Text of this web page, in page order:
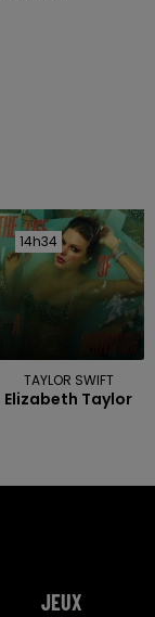
14h34
14h34
TAYLOR SWIFT
Elizabeth Taylor
JEUX